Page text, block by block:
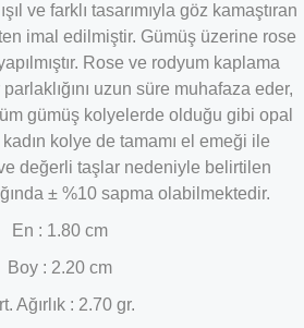
ışıl ve farklı tasarımıyla göz kamaştıran
imal edilmiştir. Gümüş üzerine rose
Rose ve rodyum kaplama
uzun süre muhafaza eder,
gümüş kolyelerde olduğu gibi opal
kolye de tamamı el emeği ile
değerli taşlar nedeniyle belirtilen
± %10 sapma olabilmektedir.
En : 1.80 cm
Boy : 2.20 cm
Ağırlık : 2.70 gr.